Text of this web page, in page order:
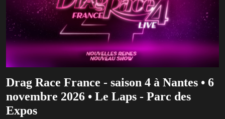
Drag Race France - saison 4 à Nantes • 6
novembre 2026 • Le Laps - Parc des
Expos